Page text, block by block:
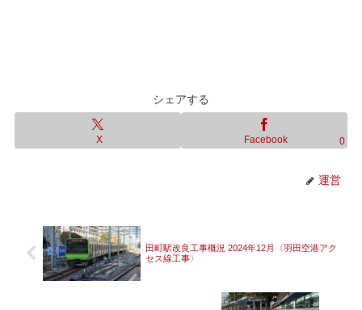
シェアする
X Facebook 0
運営
田町駅改良工事概況 2024年12月〈羽田空港アク
セス線工事〉